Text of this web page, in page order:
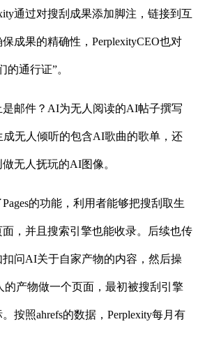
通过对搜刮成果添加脚注，链接到互
成果的精确性，PerplexityCEO也对
的通行证”。
件？AI为无人阅读的AI帖子撰写
无人倾听的包含AI歌曲的歌单，还
无人抚玩的AI图像。
的功能，利用者能够把搜刮取生
，并且搜索引擎也能收录。后续也传
问AI关于自家产物的内容，然后操
的产物做一个页面，最初被搜刮引擎
按照ahrefs的数据，Perplexity每月有